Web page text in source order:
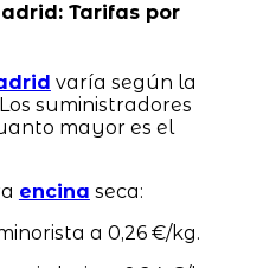
Tarifas por
varía según la
suministradores
mayor es el
encina seca:
a 0,26 €/kg.